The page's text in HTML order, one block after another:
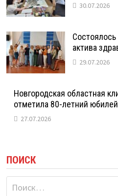
30.07.2026
актива
29.07.2026
Новгородская областная
отметила 80-летний юбилей
27.07.2026
ПОИСК
Найти: